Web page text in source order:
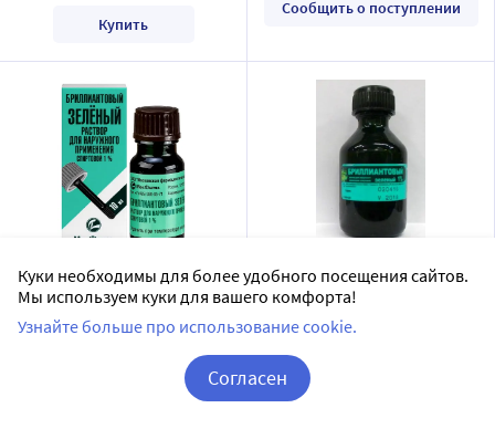
Купить
Сообщить о поступлении
Бриллиантовый зеленый
1% раствор для наружного
применения спиртовой 10
Московская
фармацевтическая фабрика
раствор для наружного применения спиртовой
Бриллиантовый зеленый
1% раствор для наружного
применения спиртовой 25
мл флакон
Гиппократ ООО
раствор для наружного применения спиртовой
Дозировка 1%
Куки необходимы для более удобного посещения сайтов.
Мы используем куки для вашего комфорта!
Узнайте больше про использование cookie.
Согласен